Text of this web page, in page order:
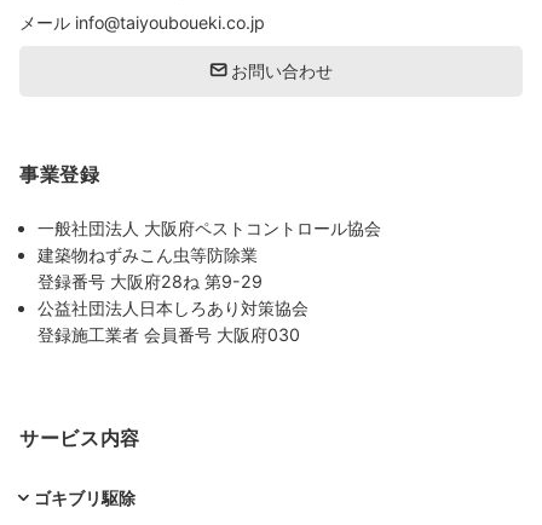
メール info@taiyouboueki.co.jp
お問い合わせ
事業登録
一般社団法人 大阪府ペストコントロール協会
建築物ねずみこん虫等防除業
登録番号 大阪府28ね 第9-29
公益社団法人日本しろあり対策協会
登録施工業者 会員番号 大阪府030
サービス内容
ゴキブリ駆除